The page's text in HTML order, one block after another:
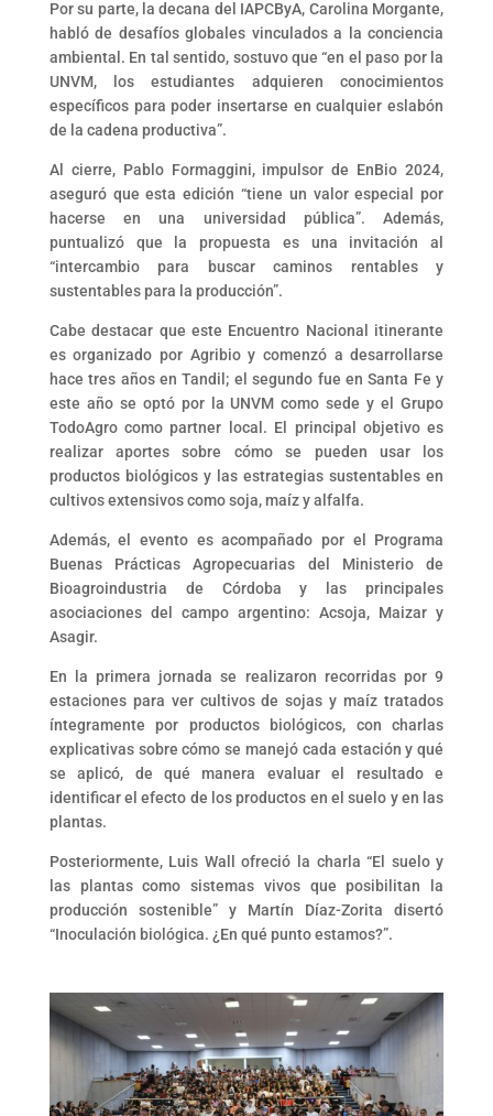
Por su parte, la decana del IAPCByA, Carolina Morgante,
habló de desafíos globales vinculados a la conciencia
ambiental. En tal sentido, sostuvo que “en el paso por la
UNVM, los estudiantes adquieren conocimientos
específicos para poder insertarse en cualquier eslabón
de la cadena productiva”.
Al cierre, Pablo Formaggini, impulsor de EnBio 2024,
aseguró que esta edición “tiene un valor especial por
hacerse en una universidad pública”. Además,
puntualizó que la propuesta es una invitación al
“intercambio para buscar caminos rentables y
sustentables para la producción”.
Cabe destacar que este Encuentro Nacional itinerante
es organizado por Agribio y comenzó a desarrollarse
hace tres años en Tandil; el segundo fue en Santa Fe y
este año se optó por la UNVM como sede y el Grupo
TodoAgro como partner local. El principal objetivo es
realizar aportes sobre cómo se pueden usar los
productos biológicos y las estrategias sustentables en
cultivos extensivos como soja, maíz y alfalfa.
Además, el evento es acompañado por el Programa
Buenas Prácticas Agropecuarias del Ministerio de
Bioagroindustria de Córdoba y las principales
asociaciones del campo argentino: Acsoja, Maizar y
Asagir.
En la primera jornada se realizaron recorridas por 9
estaciones para ver cultivos de sojas y maíz tratados
íntegramente por productos biológicos, con charlas
explicativas sobre cómo se manejó cada estación y qué
se aplicó, de qué manera evaluar el resultado e
identificar el efecto de los productos en el suelo y en las
plantas.
Posteriormente, Luis Wall ofreció la charla “El suelo y
las plantas como sistemas vivos que posibilitan la
producción sostenible” y Martín Díaz-Zorita disertó
“Inoculación biológica. ¿En qué punto estamos?”.